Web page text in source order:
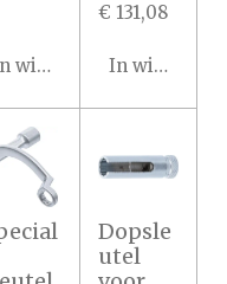
winkelwagen
€ 131,08
In
Dopsle
utel